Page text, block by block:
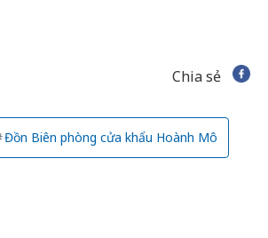
Chia sẻ
Đồn Biên phòng cửa khẩu Hoành Mô